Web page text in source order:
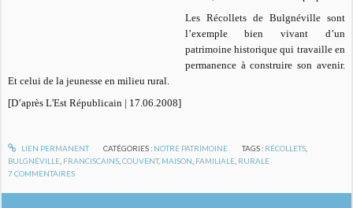
Les Récollets de Bulgnéville sont
l’exemple bien vivant d’un
patrimoine historique qui travaille en
permanence à construire son avenir.
Et celui de la jeunesse en milieu rural.
[D’après L'Est Républicain | 17.06.2008]
LIEN PERMANENT CATÉGORIES : NOTRE PATRIMOINE TAGS : RÉCOLLETS,
BULGNÉVILLE, FRANCISCAINS,COUVENT, MAISON, FAMILIALE, RURALE
7COMMENTAIRES